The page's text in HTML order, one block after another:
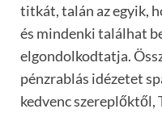
titkát, talán az egyik,
és mindenki találhat
elgondolkodtatja.
pénzrablás idézetet
kedvenc